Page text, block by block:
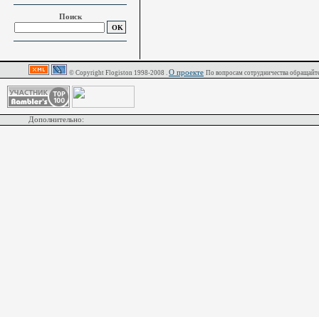
© Copyright Flogiston 1998-2008 . О проекте По вопросам сотрудничества
Дополнительно:
Поиск